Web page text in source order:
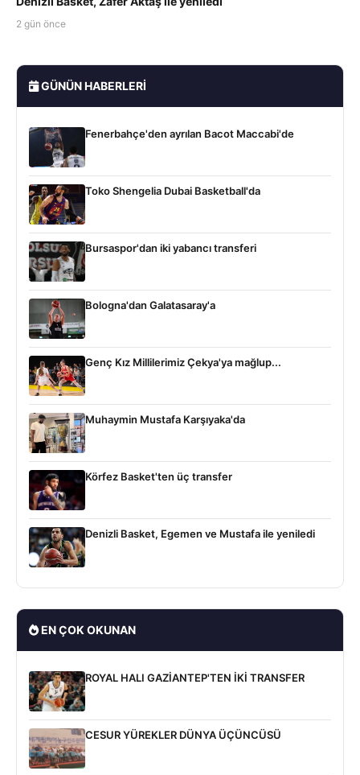
2 gün önce
GÜNÜN HABERLERI
Fenerbahçe'den ayrılan Bacot Maccabi'de
Toko Shengelia Dubai Basketball'da
Bursaspor'dan iki yabancı transferi
Bologna'dan Galatasaray'a
Genç Kız Millilerimiz Çekya'ya mağlup...
Muhaymin Mustafa Karşıyaka'da
Körfez Basket'ten üç transfer
Denizli Basket, Egemen ve Mustafa ile yeniledi
EN ÇOK OKUNAN
ROYAL HALI GAZİANTEP'TEN İKİ TRANSFER
CESUR YÜREKLER DÜNYA ÜÇÜNCÜSÜ